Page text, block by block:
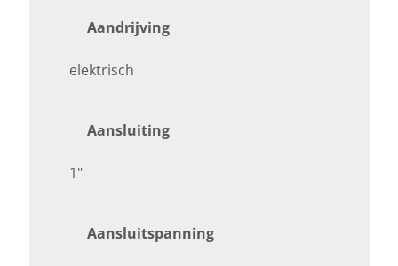
Aandrijving
elektrisch
Aansluiting
1"
Aansluitspanning